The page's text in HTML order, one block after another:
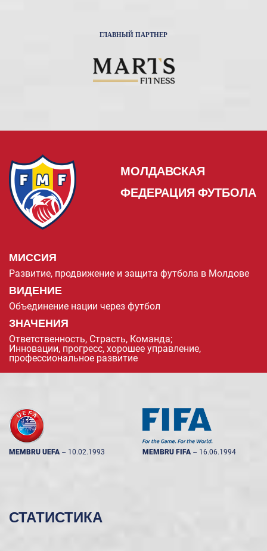
ГЛАВНЫЙ ПАРТНЕР
МОЛДАВСКАЯ
ФЕДЕРАЦИЯ ФУТБОЛА
МИССИЯ
Развитие, продвижение и защита футбола в Молдове
ВИДЕНИЕ
Объединение нации через футбол
ЗНАЧЕНИЯ
Ответственность, Страсть, Команда;
Инновации, прогресс, хорошее управление,
профессиональное развитие
MEMBRU UEFA -- 10.02.1993 MEMBRU FIFA -- 16.06.1994
СТАТИСТИКА